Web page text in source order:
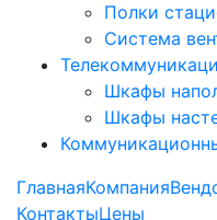
Полки
Система
Шкафы
Шкафы
ГлавнаяКомпания
КонтактыЦены